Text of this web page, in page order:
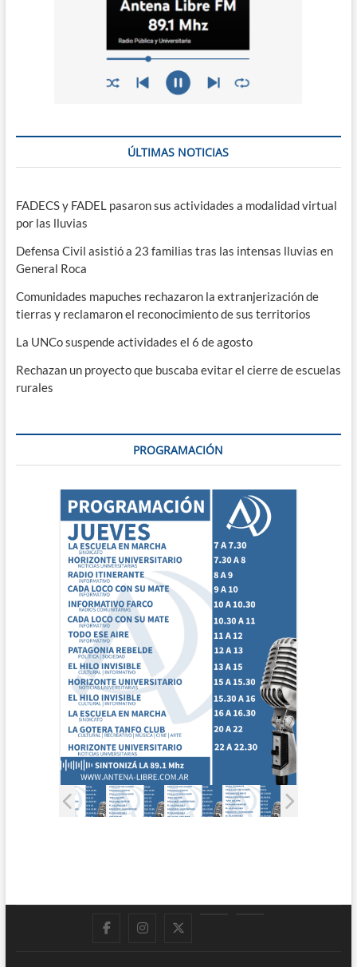
ÚLTIMAS NOTICIAS
FADECS y FADEL pasaron sus actividades a modalidad virtual
por las lluvias
Defensa Civil asistió a 23 familias tras las intensas lluvias en
General Roca
Comunidades mapuches rechazaron la extranjerización de
tierras y reclamaron el reconocimiento de sus territorios
La UNCo suspende actividades el 6 de agosto
Rechazan un proyecto que buscaba evitar el cierre de escuelas
rurales
PROGRAMACIÓN
FacebookInstagram